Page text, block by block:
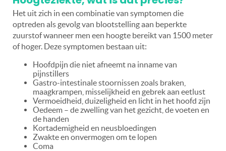
Het uit zich in een combinatie van symptomen die
optreden als gevolg van blootstelling aan beperkte
zuurstof wanneer men een hoogte bereikt van 1500 meter
of hoger. Deze symptomen bestaan uit:
Hoofdpijn die niet afneemt na inname van
pijnstillers
Gastro-intestinale stoornissen zoals braken,
maagkrampen, misselijkheid en gebrek aan eetlust
Vermoeidheid, duizeligheid en licht in het hoofd zijn
Oedeem – de zwelling van het gezicht, de voeten en
de handen
Kortademigheid en neusbloedingen
Zwakte en onvermogen om te lopen
Coma